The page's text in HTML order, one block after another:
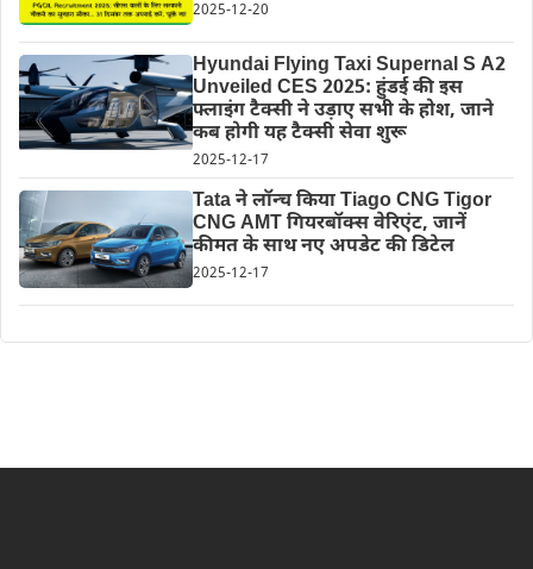
2025-12-20
Hyundai Flying Taxi Supernal S A2
Unveiled CES 2025: हुंडई की इस
फ्लाइंग टैक्सी ने उड़ाए सभी के होश, जाने
कब होगी यह टैक्सी सेवा शुरू
2025-12-17
Tata ने लॉन्च किया Tiago CNG Tigor
CNG AMT गियरबॉक्स वेरिएंट, जानें
कीमत के साथ नए अपडेट की डिटेल
2025-12-17